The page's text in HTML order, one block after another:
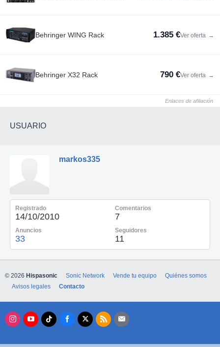
Behringer WING Rack 1.385 €Ver oferta →
Behringer X32 Rack 790 €Ver oferta →
Enlaces de afiliación
USUARIO
markos335
Registrado
14/10/2010
Comentarios
7
Anuncios
33
Seguidores
11
© 2026 Hispasonic Sonic Network Vende tu equipo
Quiénes somos
Avisos legales
Contacto